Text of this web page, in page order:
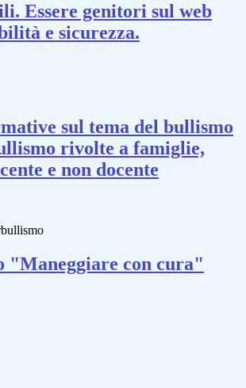
Essere genitori sul web
e sicurezza.
sul tema del bullismo
rivolte a famiglie,
e non docente
"Maneggiare con cura"